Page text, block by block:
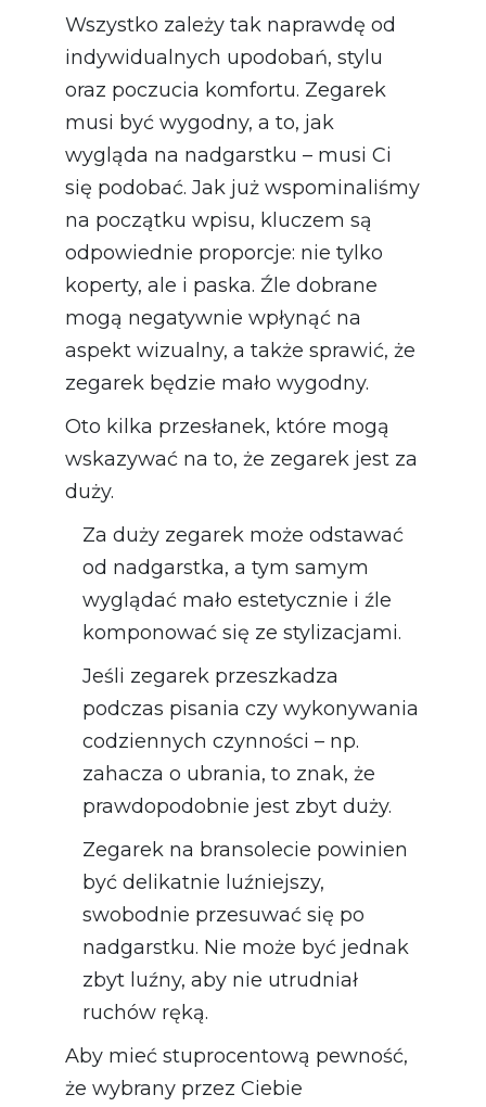
Wszystko zależy tak naprawdę od
indywidualnych upodobań, stylu
oraz poczucia komfortu. Zegarek
musi być wygodny, a to, jak
wygląda na nadgarstku – musi Ci
się podobać. Jak już wspominaliśmy
na początku wpisu, kluczem są
odpowiednie proporcje: nie tylko
koperty, ale i paska. Źle dobrane
mogą negatywnie wpłynąć na
aspekt wizualny, a także sprawić, że
zegarek będzie mało wygodny.
Oto kilka przesłanek, które mogą
wskazywać na to, że zegarek jest za
duży.
Za duży zegarek może odstawać
od nadgarstka, a tym samym
wyglądać mało estetycznie i źle
komponować się ze stylizacjami.
Jeśli zegarek przeszkadza
podczas pisania czy wykonywania
codziennych czynności – np.
zahacza o ubrania, to znak, że
prawdopodobnie jest zbyt duży.
Zegarek na bransolecie powinien
być delikatnie luźniejszy,
swobodnie przesuwać się po
nadgarstku. Nie może być jednak
zbyt luźny, aby nie utrudniał
ruchów ręką.
Aby mieć stuprocentową pewność,
że wybrany przez Ciebie